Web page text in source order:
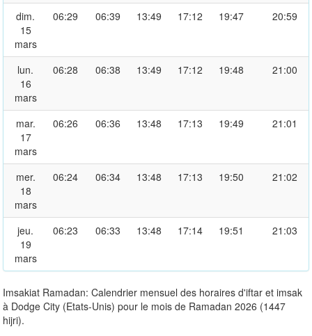
dim.
15
mars
06:29 06:39 13:49 17:12 19:47 20:59
lun.
16
mars
06:28 06:38 13:49 17:12 19:48 21:00
mar.
17
mars
06:26 06:36 13:48 17:13 19:49 21:01
mer.
18
mars
06:24 06:34 13:48 17:13 19:50 21:02
jeu.
19
mars
06:23 06:33 13:48 17:14 19:51 21:03
Imsakiat Ramadan: Calendrier mensuel des horaires d'iftar et imsak
à Dodge City (Etats-Unis) pour le mois de Ramadan 2026 (1447
hijri).